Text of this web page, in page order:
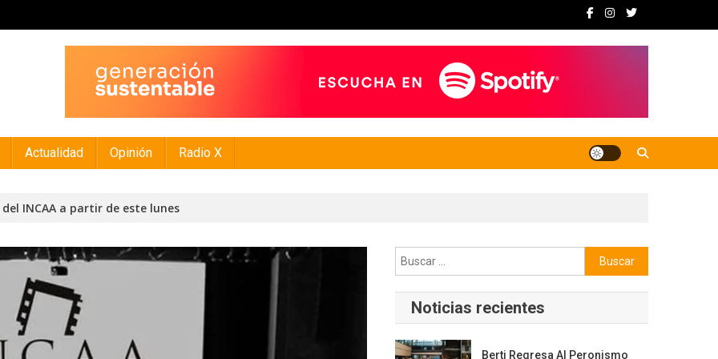
Actualidad Opinión Radio X
INCAA a partir de este lunes
Buscar:
Noticias recientes
Berti Regresa Al Peronismo